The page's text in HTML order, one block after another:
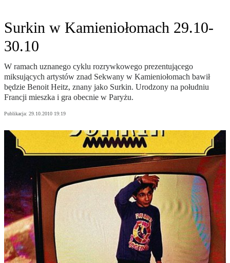
Surkin w Kamieniołomach 29.10-
30.10
W ramach uznanego cyklu rozrywkowego prezentującego
miksujących artystów znad Sekwany w Kamieniołomach bawił
będzie Benoit Heitz, znany jako Surkin. Urodzony na południu
Francji mieszka i gra obecnie w Paryżu.
Publikacja: 29.10.2010 19:19